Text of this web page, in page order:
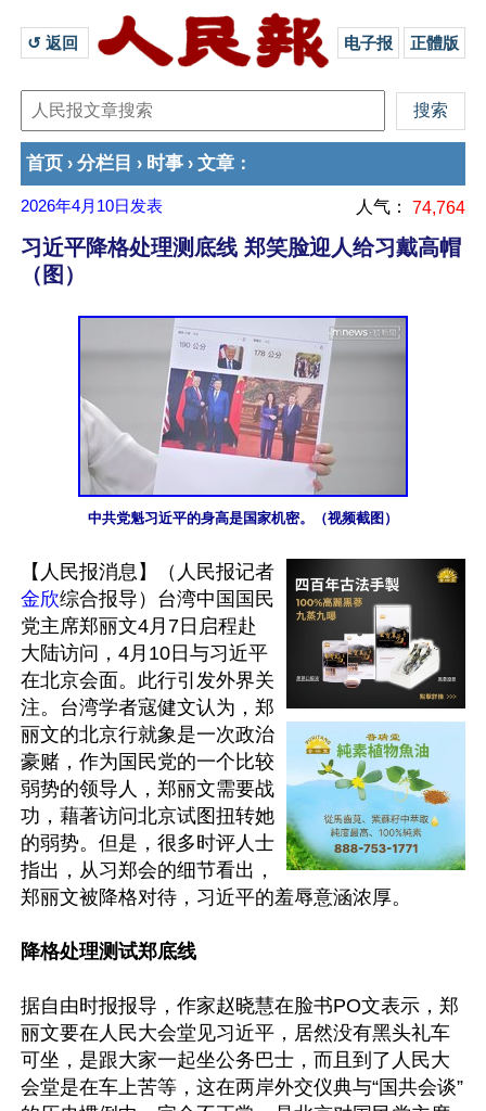
↺ 返回 电子报 正體版
首页 › 分栏目 › 时事 › 文章 ：
2026年4月10日 发表 人气： 74,764
习近平降格处理测底线 郑笑脸迎人给习戴高帽
（图）
中共党魁习近平的身高是国家机密。（视频截图）
【人民报消息】（人民报记者
金欣综合报导）台湾中国国民
党主席郑丽文4月7日启程赴
大陆访问，4月10日与习近平
在北京会面。此行引发外界关
注。台湾学者寇健文认为，郑
丽文的北京行就象是一次政治
豪赌，作为国民党的一个比较
弱势的领导人，郑丽文需要战
功，藉著访问北京试图扭转她
的弱势。但是，很多时评人士
指出，从习郑会的细节看出，
郑丽文被降格对待，习近平的羞辱意涵浓厚。
降格处理测试郑底线
据自由时报报导，作家赵晓慧在脸书PO文表示，郑
丽文要在人民大会堂见习近平，居然没有黑头礼车
可坐，是跟大家一起坐公务巴士，而且到了人民大
会堂是在车上苦等，这在两岸外交仪典与“国共会谈”